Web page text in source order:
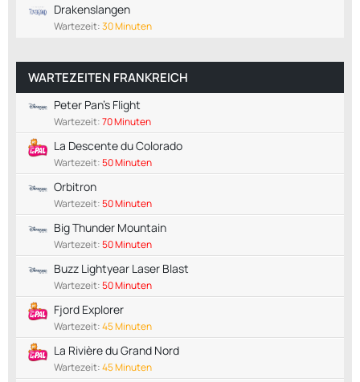
Drakenslangen
Wartezeit:30 Minuten
WARTEZEITEN FRANKREICH
Peter Pan's Flight
Wartezeit:70 Minuten
La Descente du Colorado
Wartezeit:50 Minuten
Orbitron
Wartezeit:50 Minuten
Big Thunder Mountain
Wartezeit:50 Minuten
Buzz Lightyear Laser Blast
Wartezeit:50 Minuten
Fjord Explorer
Wartezeit:45 Minuten
La Rivière du Grand Nord
Wartezeit:45 Minuten